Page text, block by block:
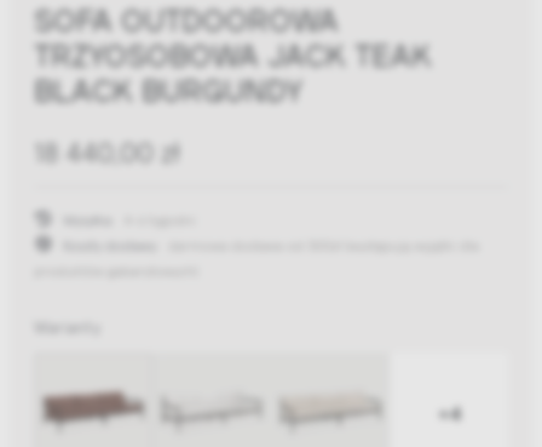
SOFA OUTDOOROWA
TRZYOSOBOWA JACK TEAK
BLACK BURGUNDY
18 440,00 zł
Warianty
+4